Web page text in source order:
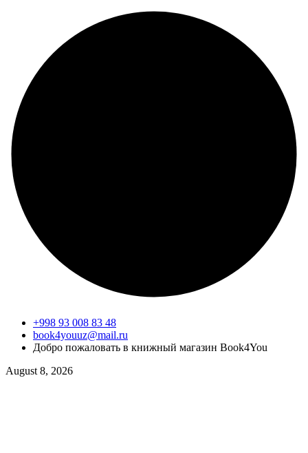
+998 93 008 83 48
book4youuz@mail.ru
Добро пожаловать в книжный магазин Book4You
August 8, 2026